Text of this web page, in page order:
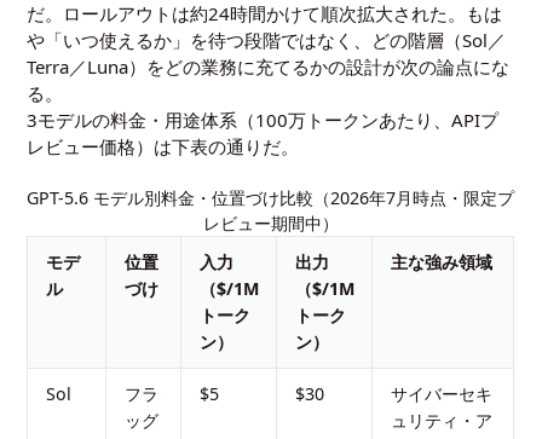
だ。ロールアウトは約24時間かけて順次拡大された。もは
や「いつ使えるか」を待つ段階ではなく、どの階層（Sol／
Terra／Luna）をどの業務に充てるかの設計が次の論点にな
る。
3モデルの料金・用途体系（100万トークンあたり、APIプ
レビュー価格）は下表の通りだ。
GPT-5.6 モデル別料金・位置づけ比較（2026年7月時点・限定プ
レビュー期間中）
モデ
ル
位置
づけ
入力
（$/1M
トーク
ン）
出力
（$/1M
トーク
ン）
主な強み領域
Sol
フラ
ッグ
$5 $30
サイバーセキ
ュリティ・ア